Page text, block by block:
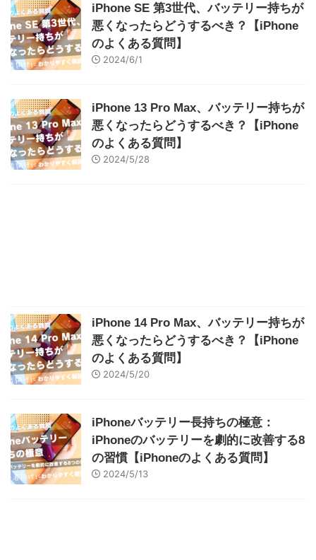
iPhone SE 第3世代、バッテリー持ちが
悪くなったらどうするべき？【iPhone
のよくある質問】
2024/6/1
iPhone 13 Pro Max、バッテリー持ちが
悪くなったらどうするべき？【iPhone
のよくある質問】
2024/5/28
iPhone 14 Pro Max、バッテリー持ちが
悪くなったらどうするべき？【iPhone
のよくある質問】
2024/5/20
iPhoneバッテリー長持ちの極意：
iPhoneのバッテリーを劇的に改善する8
の習慣【iPhoneのよくある質問】
2024/5/13